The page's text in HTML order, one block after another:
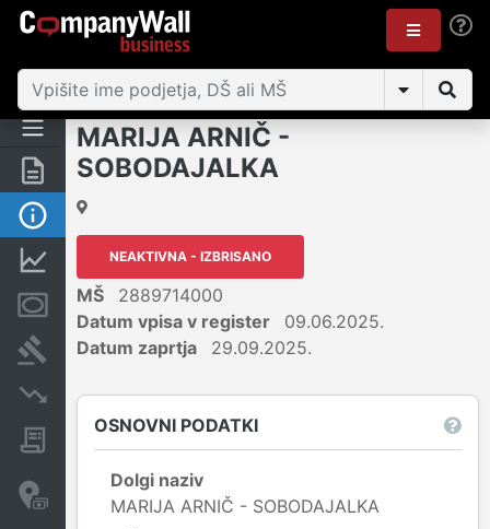
Povzetek
Osnovni podatki
Finančni podatki
Zastavne pravice
Sodni postopki
Insolvenčni postopki
Javna naročila
Davčne oaze in sumljive
transakcije
MARIJA ARNIČ -
SOBODAJALKA
NEAKTIVNA - IZBRISANO
MŠ
2889714000
Datum vpisa v register
09.06.2025.
Datum zaprtja
29.09.2025.
OSNOVNI PODATKI
Dolgi naziv
MARIJA ARNIČ - SOBODAJALKA